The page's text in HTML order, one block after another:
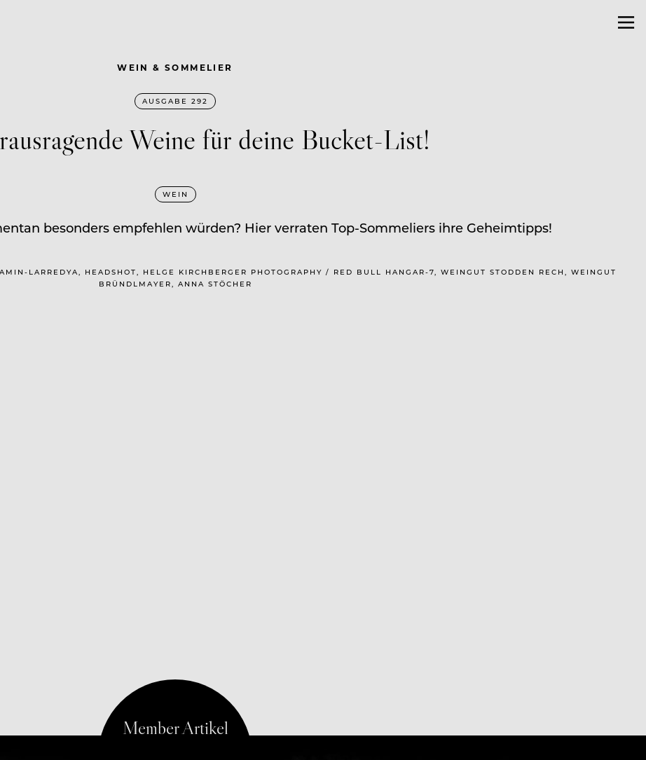
WEIN & SOMMELIER
AUSGABE 292
Weine für deine Bucket-List!
WEIN
besonders empfehlen würden? Hier verraten Top-Sommeliers ihre Geheimtipps!
LARREDYA, HEADSHOT, HELGE KIRCHBERGER PHOTOGRAPHY / RED BULL HANGAR-7, WEINGUT STODDEN RECH, WEINGUT
BRÜNDLMAYER, ANNA STÖCHER